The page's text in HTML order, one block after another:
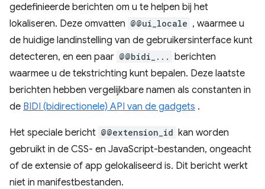
gedefinieerde berichten om u te helpen bij het
lokaliseren. Deze omvatten @@ui_locale , waarmee u
de huidige landinstelling van de gebruikersinterface kunt
detecteren, en een paar @@bidi_... berichten
waarmee u de tekstrichting kunt bepalen. Deze laatste
berichten hebben vergelijkbare namen als constanten in
de BIDI (bidirectionele) API van de gadgets .
Het speciale bericht @@extension_id kan worden
gebruikt in de CSS- en JavaScript-bestanden, ongeacht
of de extensie of app gelokaliseerd is. Dit bericht werkt
niet in manifestbestanden.